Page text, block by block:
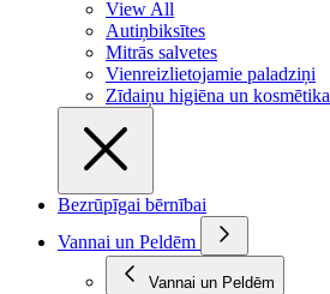
View All
Autiņbiksītes
Mitrās salvetes
Vienreizlietojamie paladziņi
Zīdaiņu higiēna un kosmētika
Bezrūpīgai bērnībai
Vannai un Peldēm
Vannai un Peldēm